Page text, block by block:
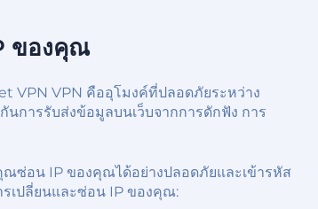
ของคุณ
VPN VPN คืออุโมงค์ที่ปลอดภัยระหว่าง
นการรับส่งข้อมูลบนเว็บจากการดักฟัง การ
ณซ่อน IP ของคุณได้อย่างปลอดภัยและเข้ารหัส
เปลี่ยนและซ่อน IP ของคุณ: